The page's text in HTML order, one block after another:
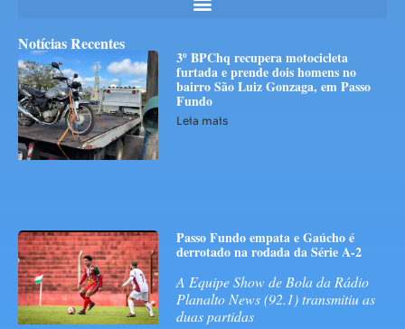
Notícias Recentes
3º BPChq recupera motocicleta
furtada e prende dois homens no
bairro São Luiz Gonzaga, em Passo
Fundo
Leia mais
Passo Fundo empata e Gaúcho é
derrotado na rodada da Série A-2
A Equipe Show de Bola da Rádio
Planalto News (92.1) transmitiu as
duas partidas